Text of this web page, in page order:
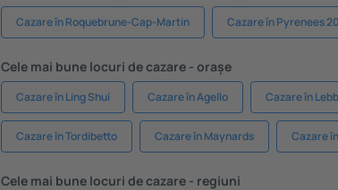
Cazare în Roquebrune-Cap-Martin Cazare în Pyrenees
Cele mai bune locuri de cazare - orașe
Cazare în Ling Shui Cazare în Agello Cazare în
Cazare în Tordibetto Cazare în Maynards Cazare
Cele mai bune locuri de cazare - regiuni